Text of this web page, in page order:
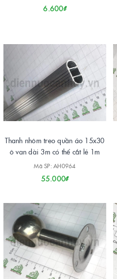
6.600₫
Thanh nhôm treo quần áo 15x30
ô van dài 3m có thể cắt lẻ 1m
Mã SP: AH0964
55.000₫